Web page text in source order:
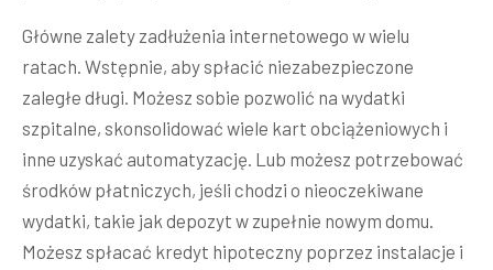
Główne zalety zadłużenia internetowego w wielu
ratach. Wstępnie, aby spłacić niezabezpieczone
zaległe długi. Możesz sobie pozwolić na wydatki
szpitalne, skonsolidować wiele kart obciążeniowych i
inne uzyskać automatyzację. Lub możesz potrzebować
środków płatniczych, jeśli chodzi o nieoczekiwane
wydatki, takie jak depozyt w zupełnie nowym domu.
Możesz spłacać kredyt hipoteczny poprzez instalacje i